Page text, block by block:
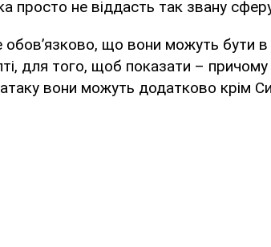
просто не віддасть так звану
обов’язково, що вони можуть бути в
для того, щоб показати – причому
вони можуть додатково крім